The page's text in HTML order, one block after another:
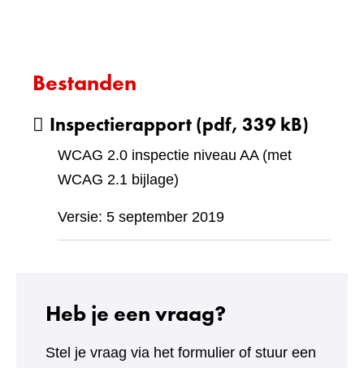
Bestanden
Inspectierapport(pdf, 339 kB)
WCAG 2.0 inspectie niveau AA (met
WCAG 2.1 bijlage)
Versie: 5 september 2019
Heb je een vraag?
Stel je vraag via het formulier of stuur een